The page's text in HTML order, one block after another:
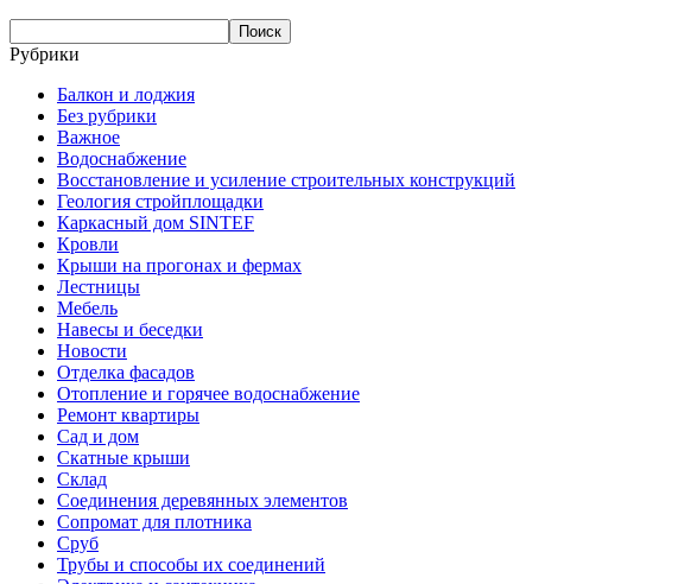
Рубрики
Балкон и лоджия
Без рубрики
Важное
Водоснабжение
Восстановление и усиление строительных конструкций
Геология стройплощадки
Каркасный дом SINTEF
Кровли
Крыши на прогонах и фермах
Лестницы
Мебель
Навесы и беседки
Новости
Отделка фасадов
Отопление и горячее водоснабжение
Ремонт квартиры
Сад и дом
Скатные крыши
Склад
Соединения деревянных элементов
Сопромат для плотника
Сруб
Трубы и способы их соединений